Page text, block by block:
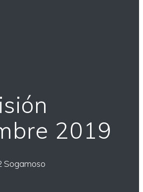
2019
Sogamoso